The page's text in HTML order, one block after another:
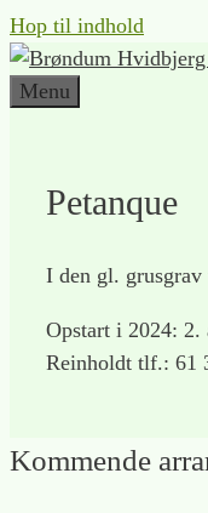
Hop til indhold
Menu
Petanque
I den gl.
Opstart i 2024: 2.
Reinholdt tlf.: 61
Kommende